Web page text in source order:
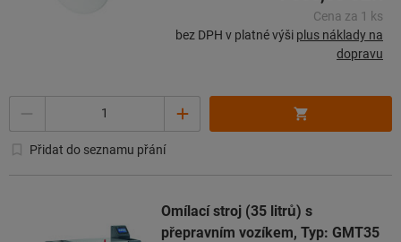
Cena za 1 ks
bez DPH v platné výši plus náklady na
dopravu
Přidat do seznamu přání
Omílací stroj (35 litrů) s
přepravním vozíkem, Typ: GMT35